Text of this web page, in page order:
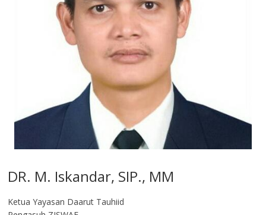
DR. M. Iskandar, SIP., MM
Ketua Yayasan Daarut Tauhiid